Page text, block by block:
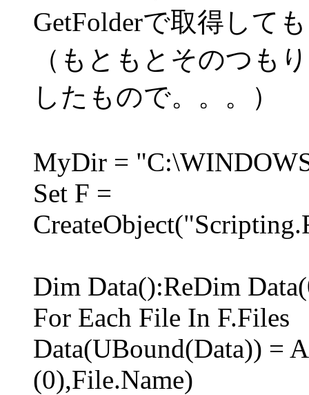
GetFolderで取得して
（もともとそのつも
したもので。。。）
MyDir =
Set F =
Dim Data():ReDim
For Each File In F.Files
Data(UBound(Data)) =
(0),File.Name)